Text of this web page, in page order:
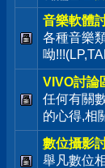
音樂軟體
各種音樂
呦
VIVO討論
任何有關
的心得,相
數位攝影
舉凡數位